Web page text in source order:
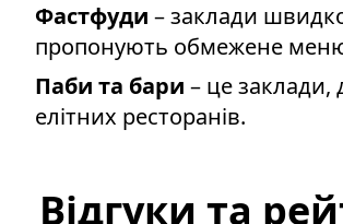
Фастфуди – заклади
пропонують обмежене меню
Паби та бари – це заклади,
елітних ресторанів.
Відгуки та